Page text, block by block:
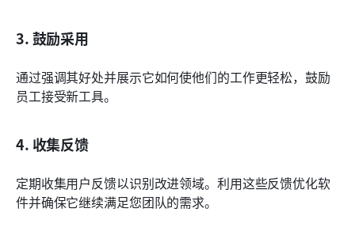
3. 鼓励采用
通过强调其好处并展示它如何使他们的工作更轻松，鼓励
员工接受新工具。
4. 收集反馈
定期收集用户反馈以识别改进领域。利用这些反馈优化软
件并确保它继续满足您团队的需求。